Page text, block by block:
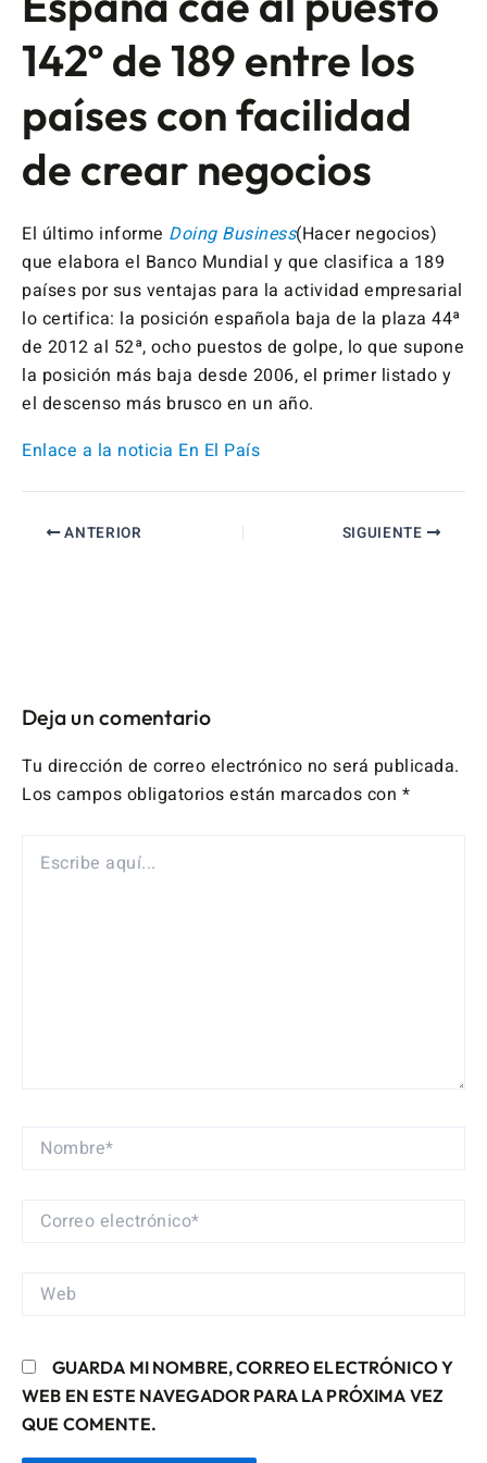
142º de 189 entre los
países con facilidad
de crear negocios
El último informe Doing Business(Hacer negocios)
que elabora el Banco Mundial y que clasifica a 189
países por sus ventajas para la actividad empresarial
lo certifica: la posición española baja de la plaza 44ª
de 2012 al 52ª, ocho puestos de golpe, lo que supone
la posición más baja desde 2006, el primer listado y
el descenso más brusco en un año.
Enlace a la noticia En El País
ANTERIOR SIGUIENTE
Deja un comentario
Tu dirección de correo electrónico no será publicada.
Los campos obligatorios están marcados con *
AQUÍ...
NOMBRE*
CORREO
WEB
GUARDA MI NOMBRE, CORREO ELECTRÓNICO Y
WEB EN ESTE NAVEGADOR PARA LA PRÓXIMA VEZ
QUE COMENTE.